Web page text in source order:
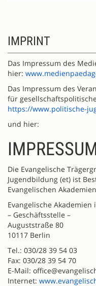
IMPRINT
Das Impressum des
hier:
Das Impressum des
für
https://www.politische-
und hier:
Die Evangelische
Jugendbildung (et) ist
Evangelischen
Evangelische Akademien
– Geschäftsstelle –
Auguststraße 80
10117 Berlin
Tel.: 030/28 39 54 03
Fax: 030/28 39 54 70
E-Mail:
Internet: